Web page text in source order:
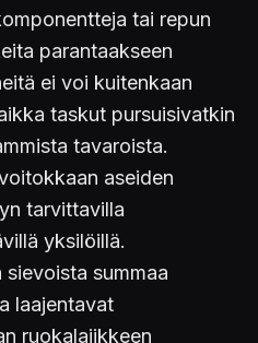
tai repun
parantaakseen
ei voi kuitenkaan
taskut pursuisivatkin
tavaroista.
aseiden
tarvittavilla
yksilöillä.
summaa
laajentavat
ruokalajikkeen